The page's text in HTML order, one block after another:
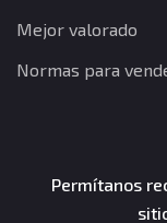
Mejor valorado
Normas para
CuentasGO
Permítanos